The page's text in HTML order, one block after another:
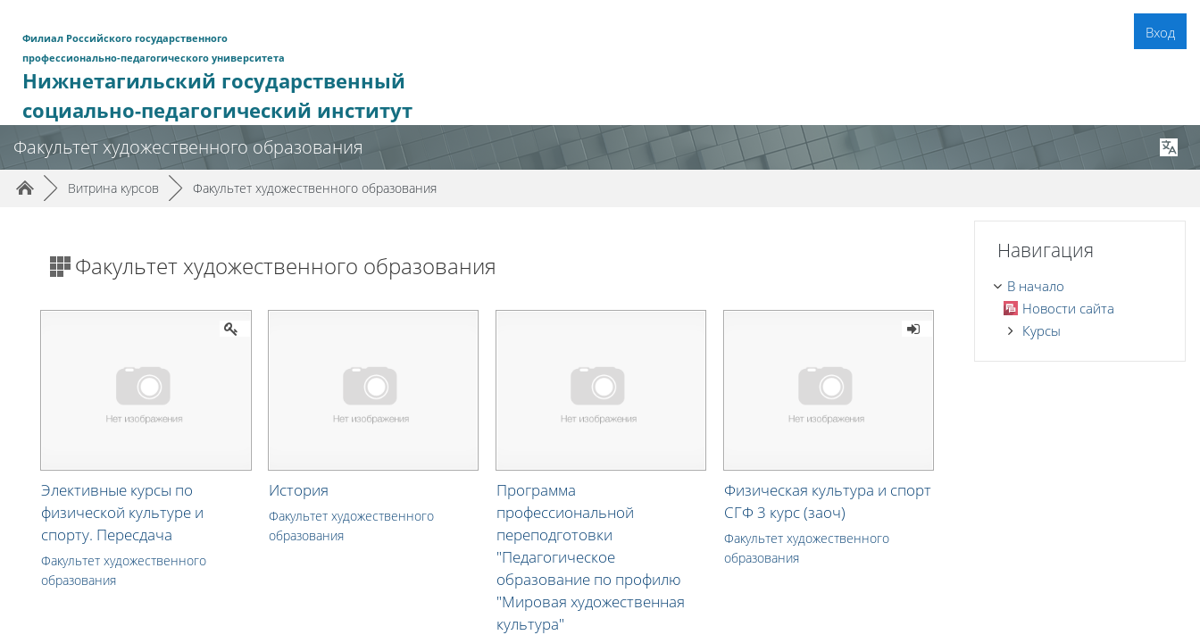
Филиал Российского государственного
профессионально-педагогического университета
Нижнетагильский государственный
социально-педагогический институт
Вход
Факультет художественного образования
Путь к странице
/► Витрина курсов /► Факультет художественного образования
Факультет художественного образования
Элективные курсы по
физической культуре и
спорту. Пересдача
Факультет художественного
образования
История
Факультет художественного
образования
Программа
профессиональной
переподготовки
"Педагогическое
образование по профилю
"Мировая художественная
культура"
Физическая культура и спорт
СГФ 3 курс (заоч)
Факультет художественного
образования
Навигация
В начало
Новости сайта
Курсы